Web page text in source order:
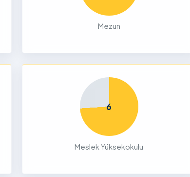
Mezun
6
Meslek Yüksekokulu